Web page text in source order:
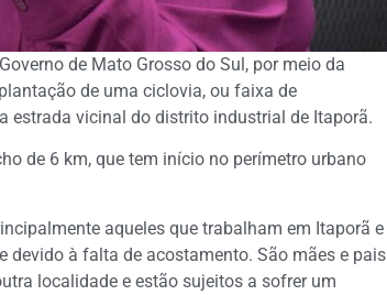
de Mato Grosso do Sul, por meio da
de uma ciclovia, ou faixa de
estrada vicinal do distrito industrial de Itaporã.
de 6 km, que tem início no perímetro urbano
aqueles que trabalham em Itaporã e
devido à falta de acostamento. São mães e pais
localidade e estão sujeitos a sofrer um